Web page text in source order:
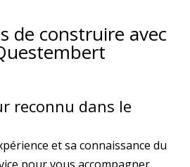
de construire avec
reconnu dans le
et sa connaissance du